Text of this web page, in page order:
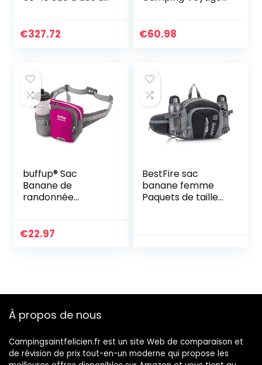
€327.72
Femme
€60.98
buffup® Sac
Banane de
randonnée
Banane de Sport
Voyage (Rose)
€22.97
BestFire sac
banane femme
Paquets de taille
banane Porte-
À propos de nous
Campingsaintfelicien.fr est un site Web de comparaison et
de révision de prix tout-en-un moderne qui propose les